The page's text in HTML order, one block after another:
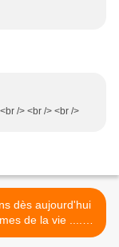
/> <br /> <br />
dès aujourd'hui
de la vie ....et
le chocolat aussi ! # 11 . >